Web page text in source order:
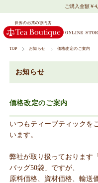
ご購入金額￥
TOP お知らせ 価格改定のご案内
お知らせ
価格改定のご案内
いつもティーブティックを
います。
弊社が取り扱っておりま
バッグ50袋」ですが、
原料価格、資材価格、輸送